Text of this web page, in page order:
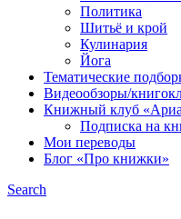
Политика
Шитьё и крой
Кулинария
Йога
Тематические
Видеообзоры/
Книжный клуб
Подписка на
Мои переводы
Блог «Про книжки»
Search